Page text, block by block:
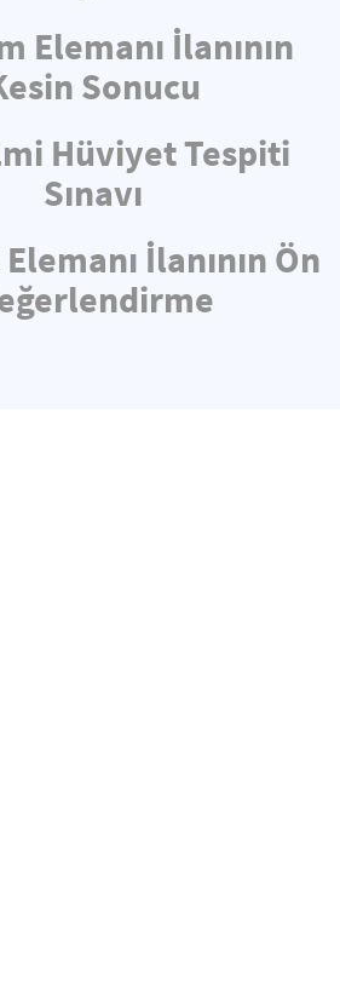
Elemanı İlanının
Sonucu
Hüviyet Tespiti
Sınavı
İlanının Ön